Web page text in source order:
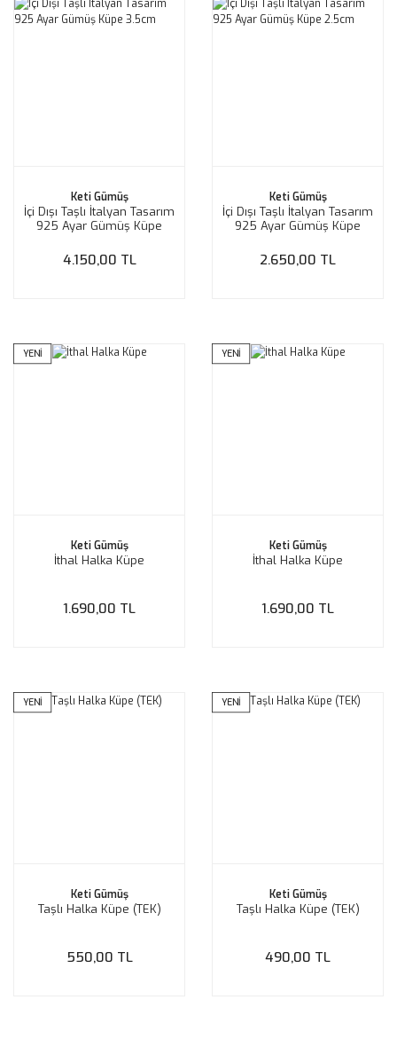
Keti Gümüş
İçi Dışı Taşlı İtalyan Tasarım
925 Ayar Gümüş Küpe
4.150,00 TL
Keti Gümüş
İçi Dışı Taşlı İtalyan Tasarım
925 Ayar Gümüş Küpe
2.650,00 TL
YENİ
Keti Gümüş
İthal Halka Küpe
1.690,00 TL
YENİ
Keti Gümüş
İthal Halka Küpe
1.690,00 TL
YENİ
Keti Gümüş
Taşlı Halka Küpe (TEK)
550,00 TL
YENİ
Keti Gümüş
Taşlı Halka Küpe (TEK)
490,00 TL